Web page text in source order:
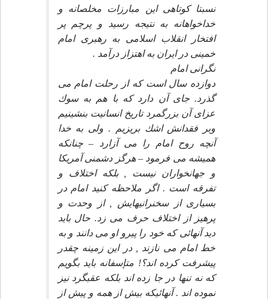
نسبتا كوتاهى اين مبارزات مخلصانه و
خداخواهانه به نتيجه رسيد و پرچم پر
افتخار انقلاب اسلامى به رهبرى امام
خمينى در ايران به اهتزاز درآمد .
نگرانى امام
دوازده سال است كه از رحلت امام مى
گذرد. جاى آن دارد كه با هم به سوك
عزاى آن بزرگمرد تاريخ انسانيت بنشينيم
وبر فقدانش اشك بريزيم . ولى به خدا
آنچه روح امام را مى آزارد – چنانكه
هميشه مى فرمود – هرگز دشمنى آمريكا
و جهانخواران نيست , بلكه اختلاف و
تفرقه است . اگر ملاحظه كنيد امام در
بسيارى از سخنرانيهايش , از وحدت و
پرهيز از اختلاف حرف مى زد. حال بايد
ديد آنهائى كه خود را پيرو او مى دانند و به
خط امام مى نازند , در اين زمينه چقدر
پيشرفت كرده اند؟! متإسفانه بايد بگويم
كه نه تنها در جا زده اند بلكه عقبگرد نيز
نموده اند . آنهائيكه بيش از همه و پيش از